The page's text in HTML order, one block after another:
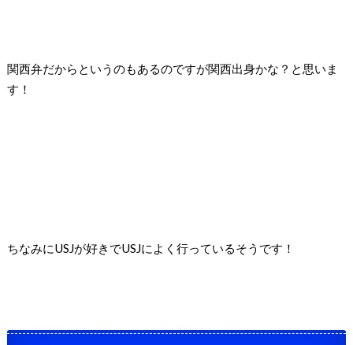
関西弁だからというのもあるのですが関西出身かな？と思いま
す！
ちなみにUSJが好きでUSJによく行っているそうです！